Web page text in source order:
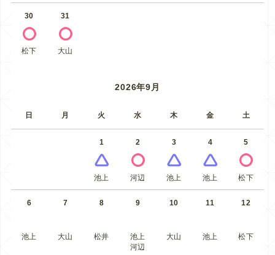
30
松下
31
大山
2026年9月
日 月 火 水 木 金 土
1
池上
2
河辺
3
池上
4
池上
5
松下
6
池上
7
大山
8
松井
9
池上
河辺
10
大山
11
池上
12
松下